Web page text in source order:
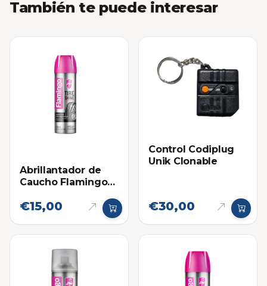
También te puede interesar
Abrillantador de
Caucho Flamingo
€15,00
Control Codiplug
Unik Clonable
€30,00